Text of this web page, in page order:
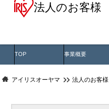
法人のお客様
TOP 事業概要
アイリスオーヤマ 法人のお客様